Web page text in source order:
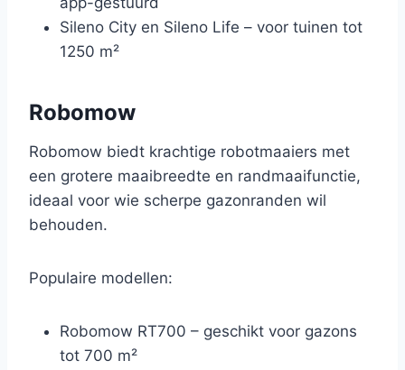
Sileno City en Sileno Life – voor tuinen tot
1250 m²
Robomow
Robomow biedt krachtige robotmaaiers met
een grotere maaibreedte en randmaaifunctie,
ideaal voor wie scherpe gazonranden wil
behouden.
Populaire modellen:
Robomow RT700 – geschikt voor gazons
tot 700 m²